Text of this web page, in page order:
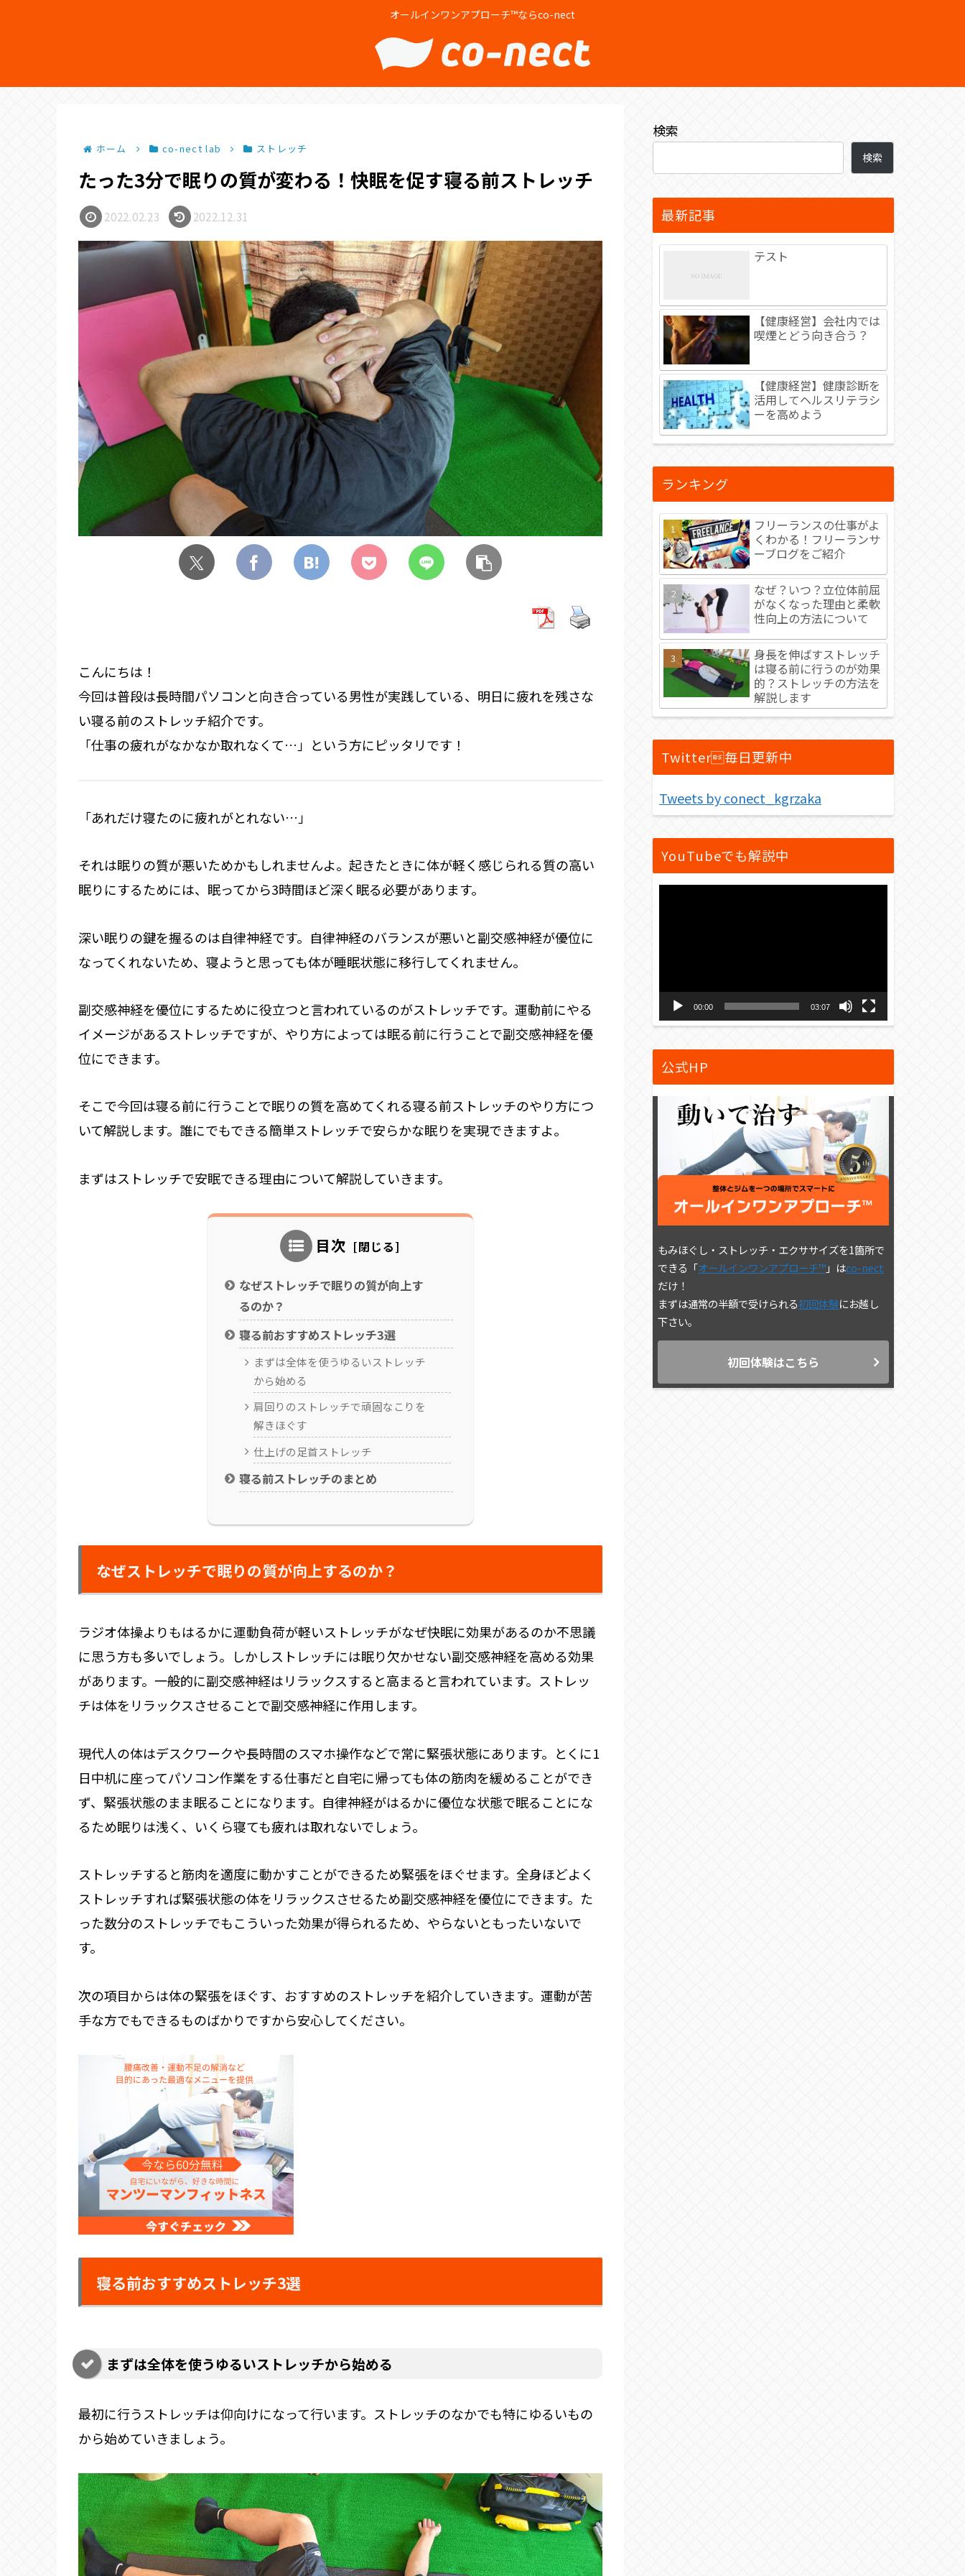
オールインワンアプローチ™ならco-nect
ホーム co-nect lab ストレッチ
たった3分で眠りの質が変わる！快眠を促す寝る前ストレッチ
2022.02.23 2022.12.31
こんにちは！
今回は普段は長時間パソコンと向き合っている男性が実践している、明日に疲れを残さな
い寝る前のストレッチ紹介です。
「仕事の疲れがなかなか取れなくて…」という方にピッタリです！
「あれだけ寝たのに疲れがとれない…」
それは眠りの質が悪いためかもしれませんよ。起きたときに体が軽く感じられる質の高い
眠りにするためには、眠ってから3時間ほど深く眠る必要があります。
深い眠りの鍵を握るのは自律神経です。自律神経のバランスが悪いと副交感神経が優位に
なってくれないため、寝ようと思っても体が睡眠状態に移行してくれません。
副交感神経を優位にするために役立つと言われているのがストレッチです。運動前にやる
イメージがあるストレッチですが、やり方によっては眠る前に行うことで副交感神経を優
位にできます。
そこで今回は寝る前に行うことで眠りの質を高めてくれる寝る前ストレッチのやり方につ
いて解説します。誰にでもできる簡単ストレッチで安らかな眠りを実現できますよ。
まずはストレッチで安眠できる理由について解説していきます。
目次
なぜストレッチで眠りの質が向上す
るのか？
寝る前おすすめストレッチ3選
まずは全体を使うゆるいストレッチ
から始める
肩回りのストレッチで頑固なこりを
解きほぐす
仕上げの足首ストレッチ
寝る前ストレッチのまとめ
なぜストレッチで眠りの質が向上するのか？
ラジオ体操よりもはるかに運動負荷が軽いストレッチがなぜ快眠に効果があるのか不思議
に思う方も多いでしょう。しかしストレッチには眠り欠かせない副交感神経を高める効果
があります。一般的に副交感神経はリラックスすると高まると言われています。ストレッ
チは体をリラックスさせることで副交感神経に作用します。
現代人の体はデスクワークや長時間のスマホ操作などで常に緊張状態にあります。とくに1
日中机に座ってパソコン作業をする仕事だと自宅に帰っても体の筋肉を緩めることができ
ず、緊張状態のまま眠ることになります。自律神経がはるかに優位な状態で眠ることにな
るため眠りは浅く、いくら寝ても疲れは取れないでしょう。
ストレッチすると筋肉を適度に動かすことができるため緊張をほぐせます。全身ほどよく
ストレッチすれば緊張状態の体をリラックスさせるため副交感神経を優位にできます。た
った数分のストレッチでもこういった効果が得られるため、やらないともったいないで
す。
次の項目からは体の緊張をほぐす、おすすめのストレッチを紹介していきます。運動が苦
手な方でもできるものばかりですから安心してください。
寝る前おすすめストレッチ3選
まずは全体を使うゆるいストレッチから始める
最初に行うストレッチは仰向けになって行います。ストレッチのなかでも特にゆるいもの
から始めていきましょう。
検索
検索
最新記事
テスト
【健康経営】会社内では
喫煙とどう向き合う？
【健康経営】健康診断を
活用してヘルスリテラシ
ーを高めよう
ランキング
フリーランスの仕事がよ
くわかる！フリーランサ
ーブログをご紹介
なぜ？いつ？立位体前屈
がなくなった理由と柔軟
性向上の方法について
身長を伸ばすストレッチ
は寝る前に行うのが効果
的？ストレッチの方法を
解説します
Twitter毎日更新中
Tweets by conect_kgrzaka
YouTubeでも解説中
ー
ー
00:00 03:07
公式HP
もみほぐし・ストレッチ・エクササイズを1箇所で
できる「オールインワンアプローチ™」はco-nect
だけ！
まずは通常の半額で受けられる初回体験にお越し
下さい。
初回体験はこちら